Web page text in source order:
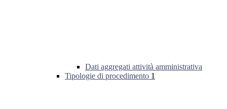
Dati aggregati attività amministrativa
Tipologie di procedimento 1